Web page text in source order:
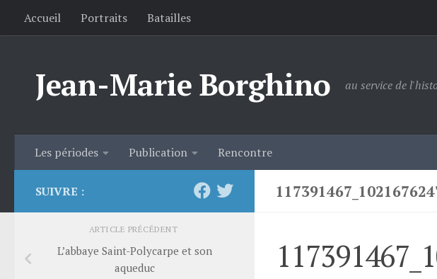
Skip to content
Accueil Portraits Batailles
Jean-Marie Borghino au service de
Les périodes Publication Rencontre
SUIVRE :
ARTICLE PRÉCÉDENT
L’abbaye Saint-Polycarpe et son
aqueduc